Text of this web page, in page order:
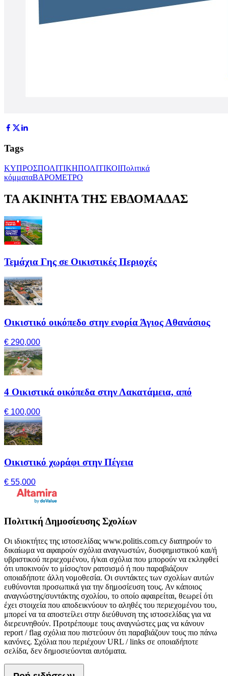
Tags
ΚΥΠΡΟΣΠΟΛΙΤΙΚΗΠΟΛΙΤΙΚΟΙΠολιτικά
κόμματαΒΑΡΟΜΕΤΡΟ
ΤΑ ΑΚΙΝΗΤΑ ΤΗΣ ΕΒΔΟΜΑΔΑΣ
Τεμάχια Γης σε Οικιστικές Περιοχές
Οικιστικό οικόπεδο στην ενορία Άγιος Αθανάσιος
€ 290,000
4 Οικιστικά οικόπεδα στην Λακατάμεια, από
€ 100,000
Οικιστικό χωράφι στην Πέγεια
€ 55,000
Πολιτική Δημοσίευσης Σχολίων
Οι ιδιοκτήτες της ιστοσελίδας www.politis.com.cy διατηρούν το
δικαίωμα να αφαιρούν σχόλια αναγνωστών, δυσφημιστικού και/ή
υβριστικού περιεχομένου, ή/και σχόλια που μπορούν να εκληφθεί
ότι υποκινούν το μίσος/τον ρατσισμό ή που παραβιάζουν
οποιαδήποτε άλλη νομοθεσία. Οι συντάκτες των σχολίων αυτών
ευθύνονται προσωπικά για την δημοσίευση τους. Αν κάποιος
αναγνώστης/συντάκτης σχολίου, το οποίο αφαιρείται, θεωρεί ότι
έχει στοιχεία που αποδεικνύουν το αληθές του περιεχομένου του,
μπορεί να τα αποστείλει στην διεύθυνση της ιστοσελίδας για να
διερευνηθούν. Προτρέπουμε τους αναγνώστες μας να κάνουν
report / flag σχόλια που πιστεύουν ότι παραβιάζουν τους πιο πάνω
κανόνες. Σχόλια που περιέχουν URL / links σε οποιαδήποτε
σελίδα, δεν δημοσιεύονται αυτόματα.